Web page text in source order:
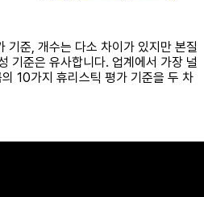
기준, 개수는 다소 차이가 있지만 본질
기준은 유사합니다. 업계에서 가장 널
10가지 휴리스틱 평가 기준을 두 차